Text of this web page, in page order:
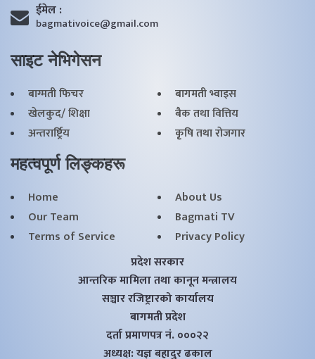
ईमेल :
bagmativoice@gmail.com
साइट नेभिगेसन
बाग्मती फिचर
बागमती भ्वाइस
खेलकुद/ शिक्षा
बैक तथा वित्तिय
अन्तरार्ष्ट्रिय
कृृषि तथा राेजगार
महत्वपूर्ण लिङ्कहरू
Home
About Us
Our Team
Bagmati TV
Terms of Service
Privacy Policy
प्रदेश सरकार
आन्तरिक मामिला तथा कानून मन्त्रालय
सञ्चार रजिष्ट्रारको कार्यालय
बागमती प्रदेश
दर्ता प्रमाणपत्र नं. ०००२२
अध्यक्ष: यज्ञ बहादुर ढकाल